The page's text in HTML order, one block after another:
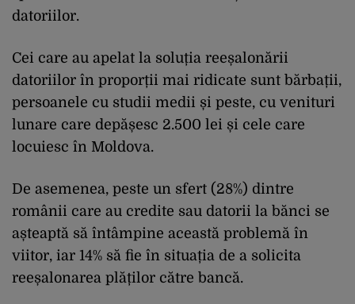
datoriilor.
Cei care au apelat la soluția reeșalonării
datoriilor în proporții mai ridicate sunt bărbații,
persoanele cu studii medii și peste, cu venituri
lunare care depășesc 2.500 lei și cele care
locuiesc în Moldova.
De asemenea, peste un sfert (28%) dintre
românii care au credite sau datorii la bănci se
așteaptă să întâmpine această problemă în
viitor, iar 14% să fie în situația de a solicita
reeșalonarea plăților către bancă.